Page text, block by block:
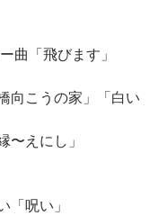
曲「飛びます」
向こうの家」「白い
〜えにし」
「呪い」